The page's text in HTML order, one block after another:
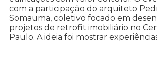
com a participação do arquiteto
Somauma, coletivo focado em
projetos de retrofit imobiliário no
Paulo. A ideia foi mostrar